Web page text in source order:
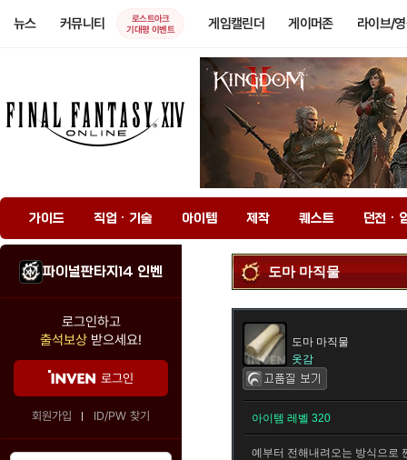
뉴스 커뮤니티
로스트아크
기대평 이벤트
게임캘린더 게이머존 라이브/
가이드 직업 · 기술 아이템 제작 퀘스트 던전 ·
파이널판타지14 인벤
로그인하고
출석보상 받으세요!
로그인
회원가입 ID/PW 찾기
도마 마직물
도마 마직물
옷감
아이템 레벨 320
예부터 전해내려오는 방식으로